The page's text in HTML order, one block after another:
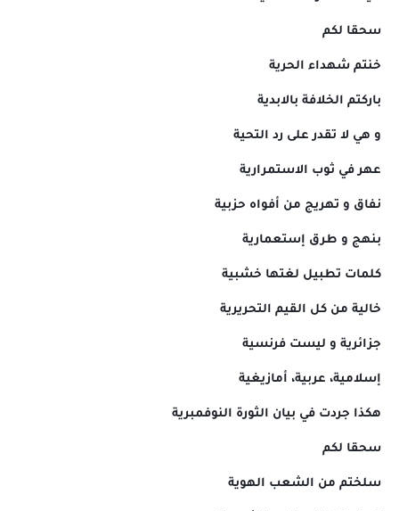
سحقا لكم
خنتم شهداء الحرية
باركتم الخلافة بالابدية
و هي لا تقدر على رد التحية
عهر في ثوب الاستمرارية
نفاق و تهريج من أفواه حزبية
بنهج و طرق إستعمارية
كلمات تطبيل لغتها خشبية
خالية من كل القيم التحريرية
جزائرية و ليست فرنسية
إسلامية، عربية، أمازيغية
هكذا جردت في بيان الثورة النوفمبرية
سحقا لكم
سلختم من الشعب الهوية